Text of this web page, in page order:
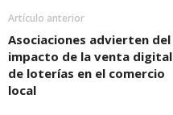
Artículo anterior
Asociaciones advierten del
impacto de la venta digital
de loterías en el comercio
local